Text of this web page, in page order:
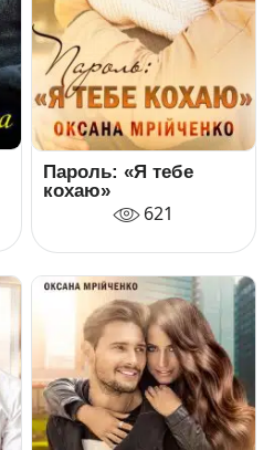
Пароль: «Я тебе
кохаю»
621